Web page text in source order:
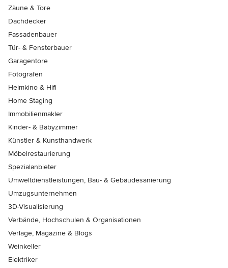
Zäune & Tore
Dachdecker
Fassadenbauer
Tür- & Fensterbauer
Garagentore
Fotografen
Heimkino & Hifi
Home Staging
Immobilienmakler
Kinder- & Babyzimmer
Künstler & Kunsthandwerk
Möbelrestaurierung
Spezialanbieter
Umweltdienstleistungen, Bau- & Gebäudesanierung
Umzugsunternehmen
3D-Visualisierung
Verbände, Hochschulen & Organisationen
Verlage, Magazine & Blogs
Weinkeller
Elektriker